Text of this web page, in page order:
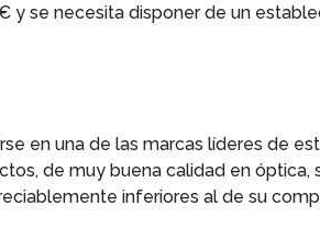
y se necesita disponer de un
en una de las marcas líderes de
de muy buena calidad en
inferiores al de su